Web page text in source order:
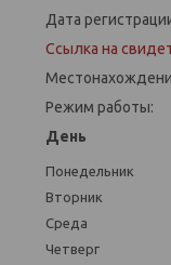
Дата
Ссылка на
Режим работы:
День
Понедельник
Вторник
Среда
Четверг